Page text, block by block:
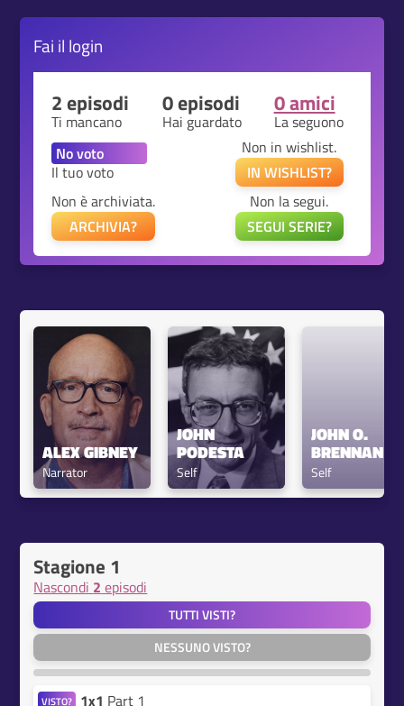
Fai il login
2 episodi
Ti mancano
0 episodi
Hai guardato
0 amici
La seguono
Il tuo voto
Non in wishlist.
IN WISHLIST?
Non è archiviata.
ARCHIVIA?
Non la segui.
SEGUI SERIE?
ALEX GIBNEY
Narrator
JOHN
PODESTA
Self
JOHN O.
BRENNAN
Self
Stagione 1
Nascondi 2 episodi
TUTTI VISTI?
NESSUNO VISTO?
VISTO? 1x1 Part 1